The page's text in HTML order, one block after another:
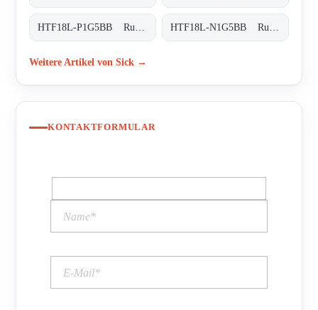
Weitere Artikel von Sick →
KONTAKTFORMULAR